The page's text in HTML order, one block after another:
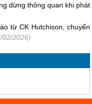
dừng thông quan khi phát
từ CK Hutchison, chuyển
02/2026)